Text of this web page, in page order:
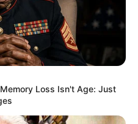
Gagal
Loss Isn't Age: Just